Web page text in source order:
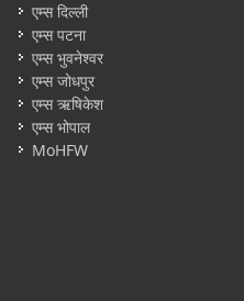
एम्स दिल्ली
एम्स पटना
एम्स भुवनेश्वर
एम्स जोधपुर
एम्स ऋषिकेश
एम्स भोपाल
MoHFW